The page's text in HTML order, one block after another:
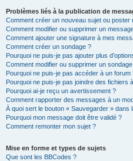
Problèmes liés à la publication de
Comment créer un nouveau sujet ou poster
Comment modifier ou supprimer un
Comment ajouter une signature à mes
Comment créer un sondage ?
Pourquoi ne puis-je pas ajouter plus
Comment modifier ou supprimer un
Pourquoi ne puis-je pas accéder à un forum
Pourquoi ne puis-je pas joindre des fichiers
Pourquoi ai-je reçu un avertissement ?
Comment rapporter des messages à un
À quoi sert le bouton « Sauvegarder » dans
Pourquoi mon message doit être validé ?
Comment remonter mon sujet ?
Mise en forme et types de sujets
Que sont les BBCodes ?